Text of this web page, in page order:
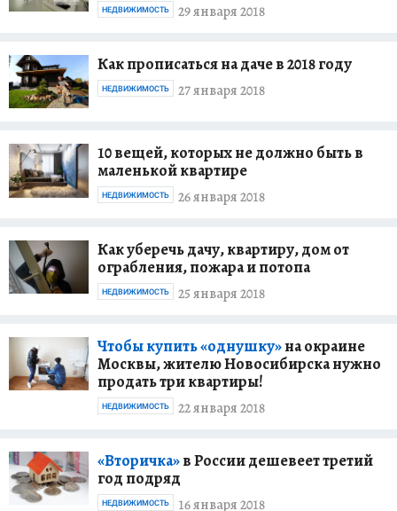
29 января 2018
НЕДВИЖИМОСТЬ
Как прописаться на даче в 2018 году
27 января 2018
НЕДВИЖИМОСТЬ
10 вещей, которых не должно быть в
маленькой квартире
26 января 2018
НЕДВИЖИМОСТЬ
Как уберечь дачу, квартиру, дом от
ограбления, пожара и потопа
25 января 2018
НЕДВИЖИМОСТЬ
Чтобы купить «однушку»на окраине
Москвы, жителю Новосибирска нужно
продать три квартиры!
22 января 2018
НЕДВИЖИМОСТЬ
«Вторичка»в России дешевеет третий
год подряд
16 января 2018
НЕДВИЖИМОСТЬ